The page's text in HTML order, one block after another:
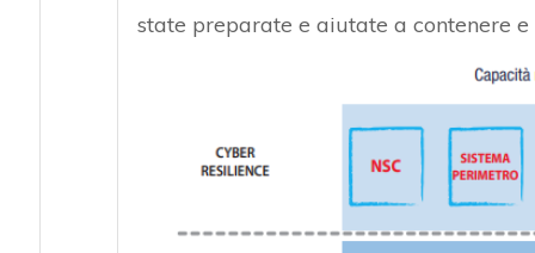
state preparate e aiutate a contenere e